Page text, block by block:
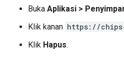
Buka Aplikasi >
Klik kanan https://
Klik Hapus.